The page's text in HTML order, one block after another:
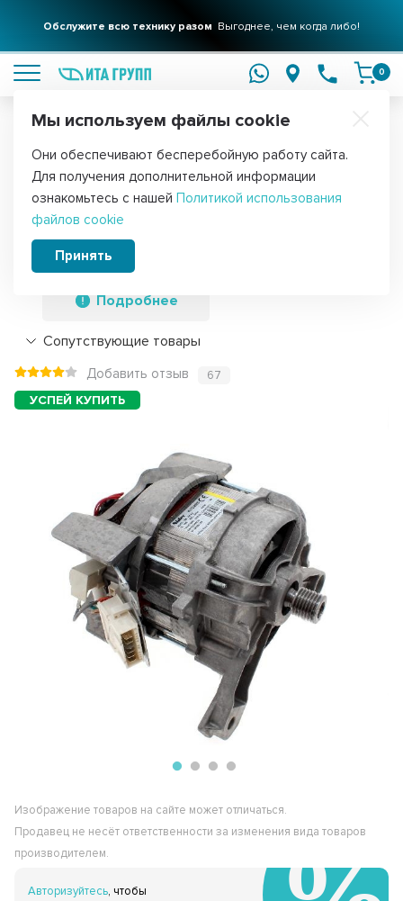
Обслужите всю технику разом Выгоднее, чем когда либо!
0
Главная Запчасти для стиральных машин Двигатели для
Двигатель для стиральной машины
Whirlpool, Indesit, Nidec WU112U45W00,
C00377305, Ex481010582139
Подробнее
Сопутствующие товары
Добавить отзыв 67
Изображение товаров на сайте может отличаться.
Продавец не несёт ответственности за изменения вида товаров
производителем.
Авторизуйтесь, чтобы
Мы используем файлы cookie
Они обеспечивают бесперебойную работу сайта.
Для получения дополнительной информации
ознакомьтесь с нашей Политикой использования
файлов cookie
Принять